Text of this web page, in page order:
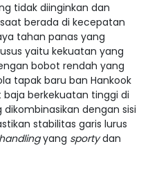
tidak diinginkan dan
berada di kecepatan
tahan panas yang
yaitu kekuatan yang
bobot rendah yang
tapak baru ban Hankook
berkekuatan tinggi di
dengan sisi
stabilitas garis lurus
handlingyang sportydan